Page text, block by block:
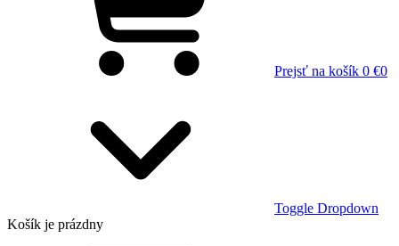
Prejsť na košík 0 €0
Toggle Dropdown
Košík je prázdny